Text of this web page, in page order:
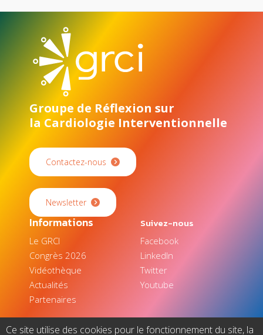
Groupe de Réflexion sur
la Cardiologie Interventionnelle
Contactez-nous
Newsletter
Informations
Le GRCI
Congrès 2026
Vidéothèque
Actualités
Partenaires
Suivez-nous
Facebook
LinkedIn
Twitter
Youtube
Ce site utilise des cookies pour le fonctionnement du site, la